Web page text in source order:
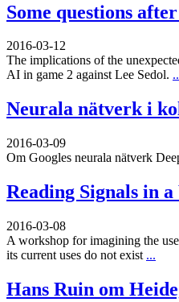
Some questions
2016-03-12
The implications of the
AI in game 2 against Lee Sedol.
Neurala nätverk i
2016-03-09
Om Googles neurala nätverk
Reading Signals in
2016-03-08
A workshop for imagining the
its current uses do not exist ...
Hans Ruin om